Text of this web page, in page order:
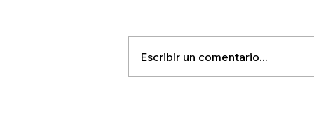
REVELAN ACUERDO SECRETO QUE
Escribir un comentario...